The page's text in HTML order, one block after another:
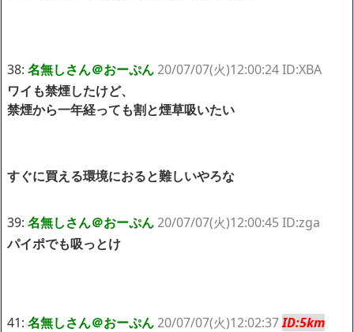
38: 名無しさん＠おーぷん20/07/07(火)12:00:24 ID:XBA
ワイも禁煙したけど、
禁煙から一年経っても割と煙草吸いたい
すぐに買える環境におると難しいやろな
39: 名無しさん＠おーぷん20/07/07(火)12:00:45 ID:zga
パイポでも吸っとけ
41: 名無しさん＠おーぷん20/07/07(火)12:02:37ID:5km